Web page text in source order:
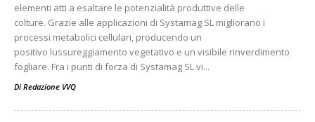
elementi atti a esaltare le potenzialità produttive delle
colture. Grazie alle applicazioni di Systamag SL migliorano i
processi metabolici cellulari, producendo un
positivo lussureggiamento vegetativo e un visibile rinverdimento
fogliare. Fra i punti di forza di Systamag SL vi...
Di Redazione VVQ